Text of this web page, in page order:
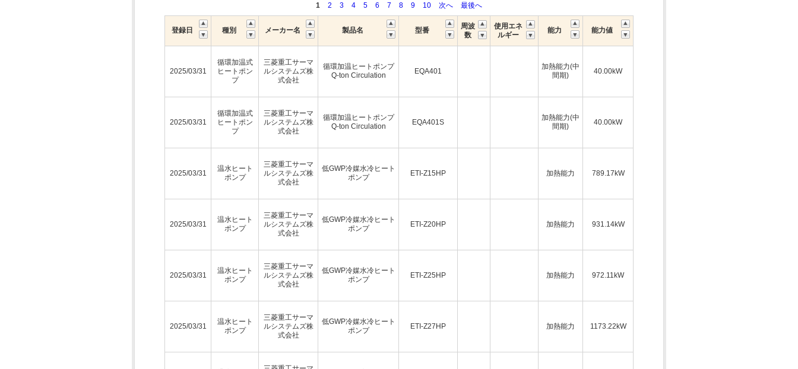
1
2 3 4 5 6 7 8 9 10 次へ 最後へ
登録日 種別 メーカー名 製品名 型番
周波
数
使用エネ
ルギー
能力 能力値
2025/03/31
循環加温式
ヒートポン
プ
三菱重工サーマ
ルシステムズ株
式会社
循環加温ヒートポンプ
Q-ton Circulation
EQA401
加熱能力(中
間期)
40.00kW
2025/03/31
循環加温式
ヒートポン
プ
三菱重工サーマ
ルシステムズ株
式会社
循環加温ヒートポンプ
Q-ton Circulation
EQA401S
加熱能力(中
間期)
40.00kW
2025/03/31
温水ヒート
ポンプ
三菱重工サーマ
ルシステムズ株
式会社
低GWP冷媒水冷ヒート
ポンプ
ETI-Z15HP 加熱能力 789.17kW
2025/03/31
温水ヒート
ポンプ
三菱重工サーマ
ルシステムズ株
式会社
低GWP冷媒水冷ヒート
ポンプ
ETI-Z20HP 加熱能力 931.14kW
2025/03/31
温水ヒート
ポンプ
三菱重工サーマ
ルシステムズ株
式会社
低GWP冷媒水冷ヒート
ポンプ
ETI-Z25HP 加熱能力 972.11kW
2025/03/31
温水ヒート
ポンプ
三菱重工サーマ
ルシステムズ株
式会社
低GWP冷媒水冷ヒート
ポンプ
ETI-Z27HP 加熱能力 1173.22kW